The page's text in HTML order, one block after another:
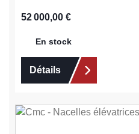
Prix régulier :
52 000,00 €
En stock
Détails